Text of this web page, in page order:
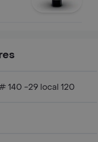
140 -29 local 120